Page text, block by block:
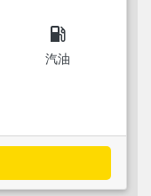
local_gas_station
汽油